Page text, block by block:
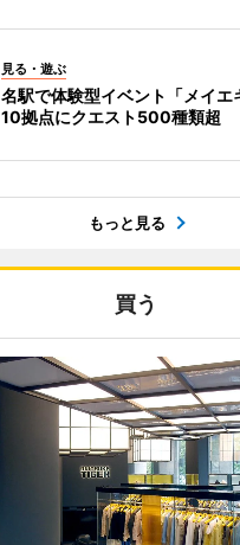
見る・遊ぶ
名駅で体験型イベント「メイ
10拠点にクエスト500種類超
もっと見る
買う